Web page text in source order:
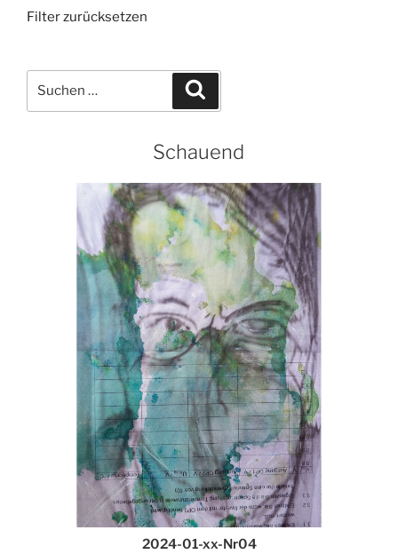
Filter zurücksetzen
nach:
Schauend
2024-01-xx-Nr04